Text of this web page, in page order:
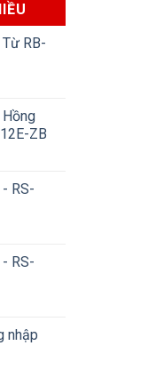
RB-
Hồng
ZB
RS-
RS-
nhập